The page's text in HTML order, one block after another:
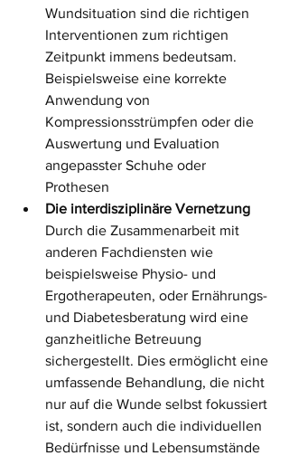
Wundsituation sind die richtigen
Interventionen zum richtigen
Zeitpunkt immens bedeutsam.
Beispielsweise eine korrekte
Anwendung von
Kompressionsstrümpfen oder die
Auswertung und Evaluation
angepasster Schuhe oder
Prothesen
Die interdisziplinäre Vernetzung
Durch die Zusammenarbeit mit
anderen Fachdiensten wie
beispielsweise Physio- und
Ergotherapeuten, oder Ernährungs-
und Diabetesberatung wird eine
ganzheitliche Betreuung
sichergestellt. Dies ermöglicht eine
umfassende Behandlung, die nicht
nur auf die Wunde selbst fokussiert
ist, sondern auch die individuellen
Bedürfnisse und Lebensumstände